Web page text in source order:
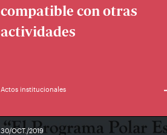
compatible con otras
actividades
Actos institucionales
30/OCT./2019